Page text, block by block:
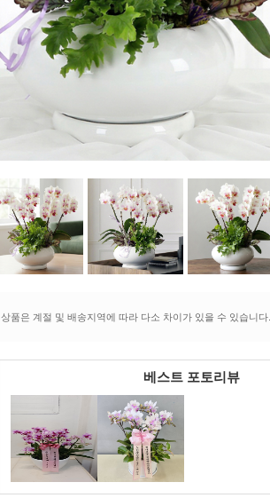
상품은 계절 및 배송지역에 따라 다소 차이가 있을 수 있습니다.
베스트 포토리뷰